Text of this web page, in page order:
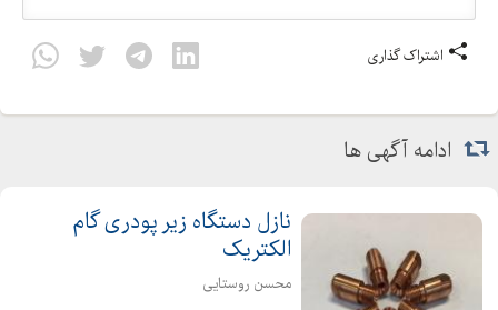
اشتراک گذاری
ادامه آگهی ها
نازل دستگاه زیر پودری گام
الکتریک
محسن روستایی